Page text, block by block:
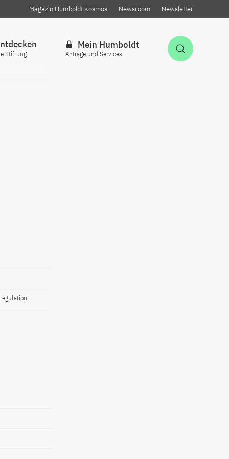
Magazin Humboldt Kosmos Newsroom Newsletter
Stiftung
Mein Humboldt
Anträge und Services